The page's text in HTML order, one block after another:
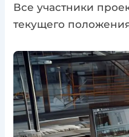
Все участники
текущего